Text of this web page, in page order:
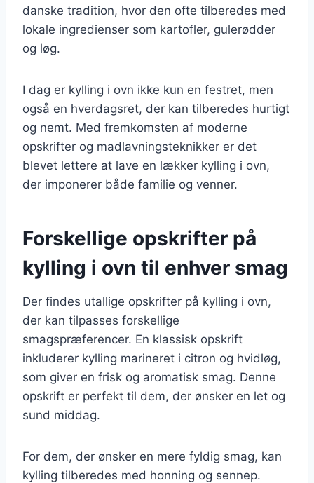
danske tradition, hvor den ofte tilberedes med
lokale ingredienser som kartofler, gulerødder
og løg.
I dag er kylling i ovn ikke kun en festret, men
også en hverdagsret, der kan tilberedes hurtigt
og nemt. Med fremkomsten af moderne
opskrifter og madlavningsteknikker er det
blevet lettere at lave en lækker kylling i ovn,
der imponerer både familie og venner.
Forskellige opskrifter på
kylling i ovn til enhver smag
Der findes utallige opskrifter på kylling i ovn,
der kan tilpasses forskellige
smagspræferencer. En klassisk opskrift
inkluderer kylling marineret i citron og hvidløg,
som giver en frisk og aromatisk smag. Denne
opskrift er perfekt til dem, der ønsker en let og
sund middag.
For dem, der ønsker en mere fyldig smag, kan
kylling tilberedes med honning og sennep.